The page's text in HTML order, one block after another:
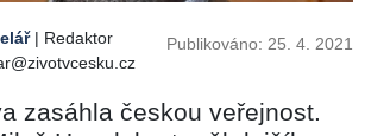
| Redaktor
Publikováno: 25. 4. 2021
zasáhla českou veřejnost.